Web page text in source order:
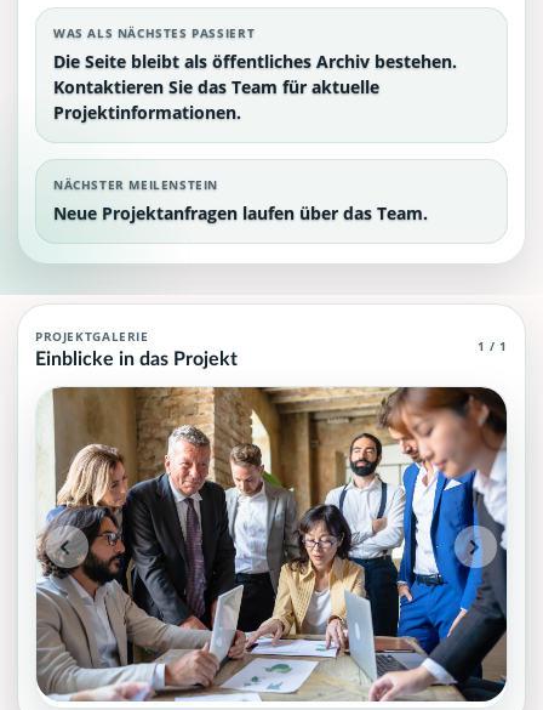
WAS ALS NÄCHSTES PASSIERT
Die Seite bleibt als öffentliches Archiv bestehen.
Kontaktieren Sie das Team für aktuelle
Projektinformationen.
NÄCHSTER MEILENSTEIN
Neue Projektanfragen laufen über das Team.
Management Agent (MCP)
Management Agent (MCP), die grundlegendes und spezielles
Projektteam: SupraTix GmbH.
Historischer Finanzierungsstand: 0 EUR von 40.000,00 EUR.
Unterstützer:innen: 0. Erreicht: 0 Prozent.
Historisch veröffentlichte Unterstützungsoptionen: 4.
Aktiver Seitenabschnitt: information.
Qualitätssicherung: Kanonische URL, Robots-Angaben,
PROJEKTGALERIE
Einblicke in das Projekt 1 / 1